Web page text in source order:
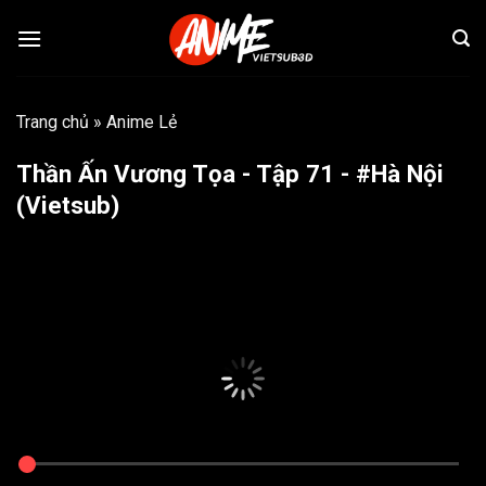
qua
Trang chủ » Anime Lẻ
Thần Ấn Vương Tọa - Tập 71 - #Hà Nội
(Vietsub)